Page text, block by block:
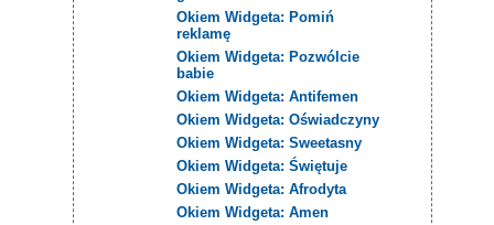
Okiem Widgeta: Pomiń
reklamę
Okiem Widgeta: Pozwólcie
babie
Okiem Widgeta: Antifemen
Okiem Widgeta: Oświadczyny
Okiem Widgeta: Sweetasny
Okiem Widgeta: Świętuje
Okiem Widgeta: Afrodyta
Okiem Widgeta: Amen